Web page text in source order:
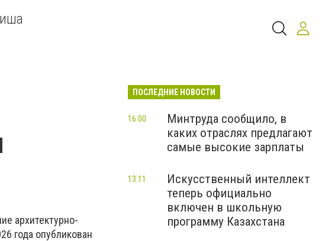
архитектурно-
года опубликован
ПОСЛЕДНИЕ НОВОСТИ
Минтруда сообщило, в
каких отраслях предлагают
самые высокие зарплаты
16:00
Искусственный интеллект
теперь официально
включен в школьную
программу Казахстана
13:11